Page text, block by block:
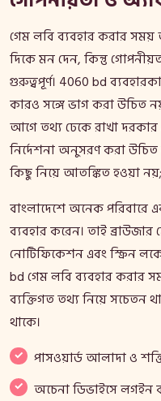
গেম লবি ব্যবহার করার
দিকে মন দেন, কিন্তু
গুরুত্বপূর্ণ। 4060 bd
কারও সঙ্গে ভাগ করা উচিত
আগে তথ্য ঢেকে রাখা দরকার
নির্দেশনা অনুসরণ করা
কিছু নিয়ে আতঙ্কিত হওয়া
বাংলাদেশে অনেক পরিবারে
ব্যবহার করেন। তাই
নোটিফিকেশন এবং স্ক্রিন
bd গেম লবি ব্যবহার করার
ব্যক্তিগত তথ্য নিয়ে সচেতন
থাকে।
পাসওয়ার্ড আলাদা ও
অচেনা ডিভাইসে